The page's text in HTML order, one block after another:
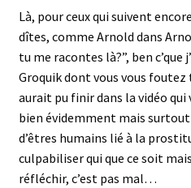
Là, pour ceux qui suivent
dîtes, comme Arnold dans
tu me racontes là?”, ben c’que
Groquik dont vous vous foutez
aurait pu finir dans la vidéo qui
bien évidemment mais
d’êtres humains lié à la
culpabiliser qui que ce soit
réfléchir, c’est pas mal…